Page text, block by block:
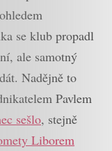
se klub propadl
ale samotný
Nadějně to
Pavlem
sešlo, stejně
Liborem